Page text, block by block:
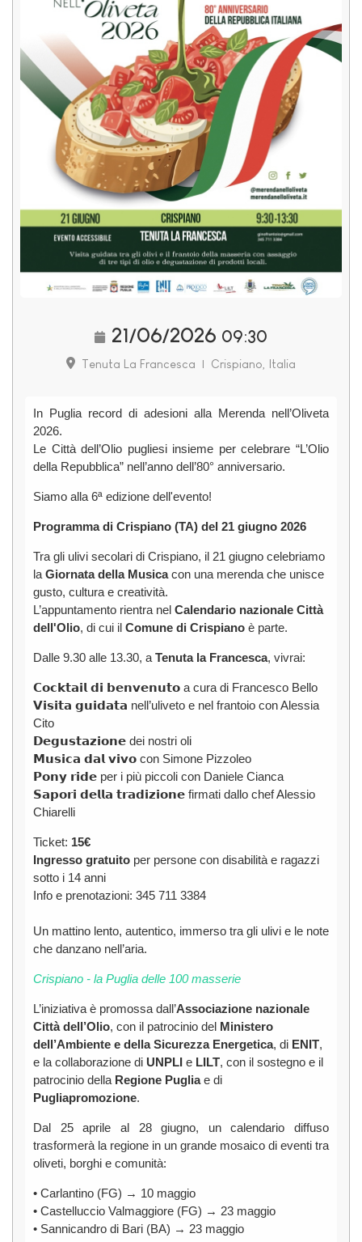
21/06/2026 09:30
Tenuta La Francesca | Crispiano, Italia
In Puglia record di adesioni alla Merenda nell’Oliveta
2026.
Le Città dell’Olio pugliesi insieme per celebrare “L’Olio
della Repubblica” nell’anno dell’80° anniversario.
Siamo alla 6ª edizione dell'evento!
Programma di Crispiano (TA) del 21 giugno 2026
Tra gli ulivi secolari di Crispiano, il 21 giugno celebriamo
laGiornata della Musicacon una merenda che unisce
gusto, cultura e creatività.
L’appuntamento rientra nel Calendario nazionale Città
dell'Olio, di cui il Comune di Crispiano è parte.
Dalle 9.30 alle 13.30, aTenuta la Francesca, vivrai:
𝗖𝗼𝗰𝗸𝘁𝗮𝗶𝗹 𝗱𝗶 𝗯𝗲𝗻𝘃𝗲𝗻𝘂𝘁𝗼 a cura di Francesco Bello
𝗩𝗶𝘀𝗶𝘁𝗮 𝗴𝘂𝗶𝗱𝗮𝘁𝗮 nell’uliveto e nel frantoio con Alessia
Cito
𝗗𝗲𝗴𝘂𝘀𝘁𝗮𝘇𝗶𝗼𝗻𝗲 dei nostri oli
𝗠𝘂𝘀𝗶𝗰𝗮 𝗱𝗮𝗹 𝘃𝗶𝘃𝗼 con Simone Pizzoleo
𝗣𝗼𝗻𝘆 𝗿𝗶𝗱𝗲 per i più piccoli con Daniele Cianca
𝗦𝗮𝗽𝗼𝗿𝗶 𝗱𝗲𝗹𝗹𝗮 𝘁𝗿𝗮𝗱𝗶𝘇𝗶𝗼𝗻𝗲 firmati dallo chef Alessio
Chiarelli
Ticket: 15€
Ingresso gratuito per persone con disabilità e ragazzi
sotto i 14 anni
Info e prenotazioni: 345 711 3384
Un mattino lento, autentico, immerso tra gli ulivi e le note
che danzano nell’aria.
Crispiano - la Puglia delle 100 masserie
L’iniziativa è promossa dall’Associazione nazionale
Città dell’Olio, con il patrocinio del Ministero
dell’Ambiente e della Sicurezza Energetica, di ENIT,
e la collaborazione di UNPLI e LILT, con il sostegno e il
patrocinio della Regione Pugliae di
Pugliapromozione.
Dal 25 aprile al 28 giugno, un calendario diffuso
trasformerà la regione in un grande mosaico di eventi tra
oliveti, borghi e comunità:
• Carlantino (FG) → 10 maggio
• Castelluccio Valmaggiore (FG) → 23 maggio
• Sannicandro di Bari (BA) → 23 maggio